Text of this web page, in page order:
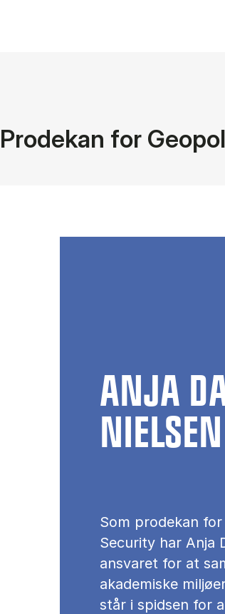
Prodekan for
ANJA
NIELSEN
Som prodekan
Security har Anja
ansvaret for at
akademiske
står i spidsen for